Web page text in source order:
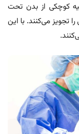
کوچکی از بدن تحت
می‌کنند. با این